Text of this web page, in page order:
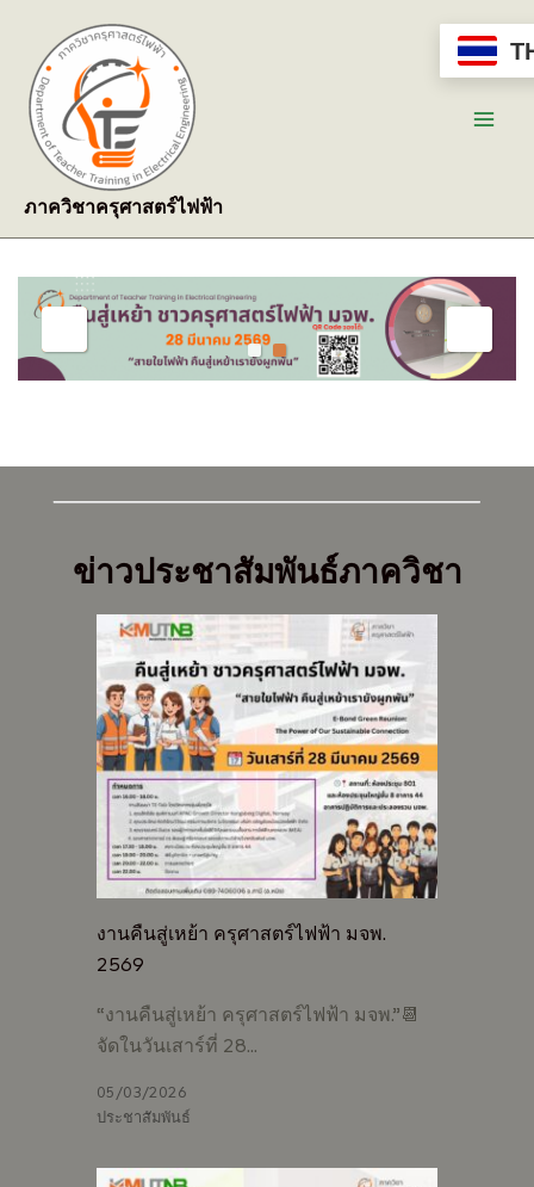
content
ภาควิชาครุศาสตร์ไฟฟ้า
ข่าวประชาสัมพันธ์ภาควิชา
งานคืนสู่เหย้า ครุศาสตร์ไฟฟ้า มจพ.
2569
“งานคืนสู่เหย้า ครุศาสตร์ไฟฟ้า มจพ.”📆
จัดในวันเสาร์ที่ 28…
05/03/2026
ประชาสัมพันธ์